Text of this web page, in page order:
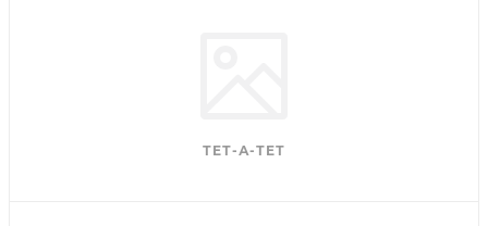
ТЕТ-А-ТЕТ